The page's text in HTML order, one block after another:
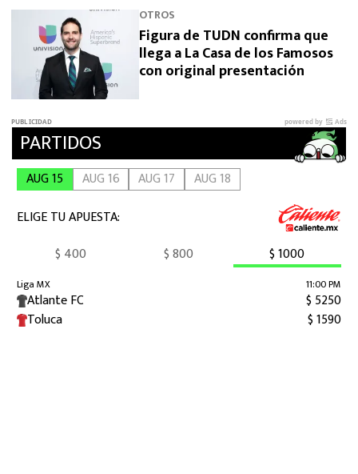
OTROS
Figura de TUDN confirma que
llega a La Casa de los Famosos
con original presentación